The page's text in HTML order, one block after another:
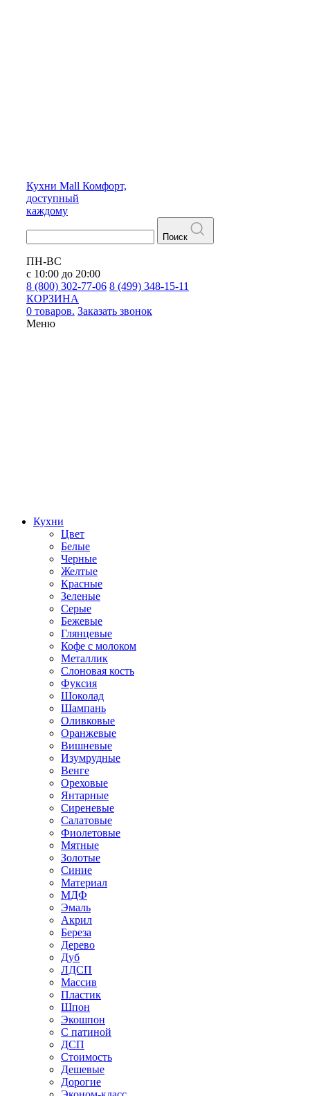
Кухни Mall Комфорт,
доступный
каждому
Поиск
ПН-ВС
с 10:00 до 20:00
8 (800) 302-77-06 8 (499) 348-15-11
КОРЗИНА
0 товаров. Заказать звонок
Меню
Кухни
Цвет
Белые
Черные
Желтые
Красные
Зеленые
Серые
Бежевые
Глянцевые
Кофе с молоком
Металлик
Слоновая кость
Фуксия
Шоколад
Шампань
Оливковые
Оранжевые
Вишневые
Изумрудные
Венге
Ореховые
Янтарные
Сиреневые
Салатовые
Фиолетовые
Мятные
Золотые
Синие
Материал
МДФ
Эмаль
Акрил
Береза
Дерево
Дуб
ЛДСП
Массив
Пластик
Шпон
Экошпон
С патиной
ДСП
Стоимость
Дешевые
Дорогие